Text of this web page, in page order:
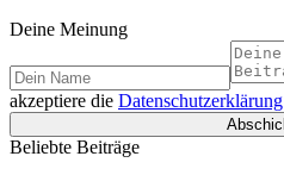
Deine Meinung
akzeptiere die Datenschutzerklärung
Beliebte Beiträge